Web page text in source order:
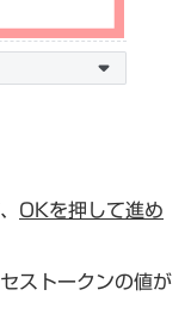
OKを押して進め
ストークンの値が